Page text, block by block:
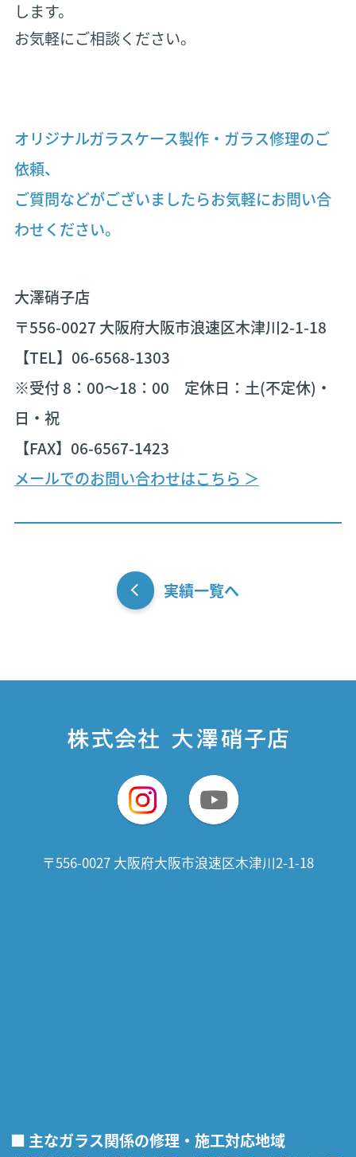
します。
お気軽にご相談ください。
オリジナルガラスケース製作・ガラス修理のご
依頼、
ご質問などがございましたらお気軽にお問い合
わせください。
大澤硝子店
〒556-0027 大阪府大阪市浪速区木津川2-1-18
【TEL】06-6568-1303
※受付 8：00〜18：00 定休日：土(不定休)・
日・祝
【FAX】06-6567-1423
メールでのお問い合わせはこちら ＞
実績一覧へ
〒556-0027 大阪府大阪市浪速区木津川2-1-18
■ 主なガラス関係の修理・施工対応地域